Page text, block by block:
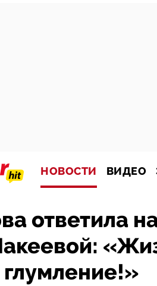
НОВОСТИ ВИДЕО
ответила
глумление!»